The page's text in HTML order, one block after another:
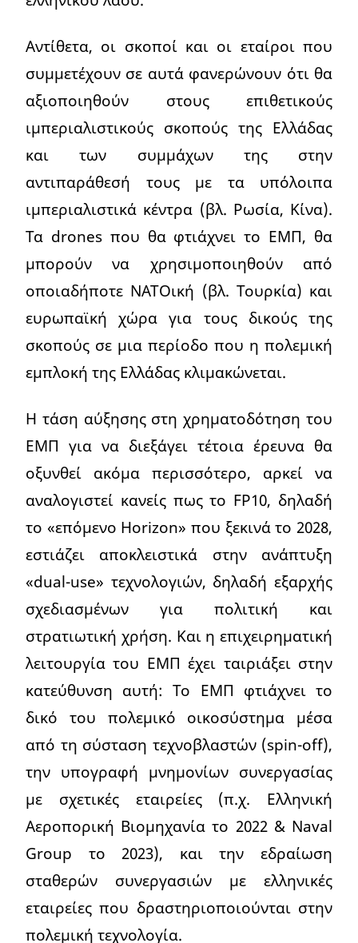
Αντίθετα, οι σκοποί και οι εταίροι που
συμμετέχουν σε αυτά φανερώνουν ότι θα
αξιοποιηθούν στους επιθετικούς
ιμπεριαλιστικούς σκοπούς της Ελλάδας
και των συμμάχων της στην
αντιπαράθεσή τους με τα υπόλοιπα
ιμπεριαλιστικά κέντρα (βλ. Ρωσία, Κίνα).
Τα drones που θα φτιάχνει το ΕΜΠ, θα
μπορούν να χρησιμοποιηθούν από
οποιαδήποτε ΝΑΤΟική (βλ. Τουρκία) και
ευρωπαϊκή χώρα για τους δικούς της
σκοπούς σε μια περίοδο που η πολεμική
εμπλοκή της Ελλάδας κλιμακώνεται.
Η τάση αύξησης στη χρηματοδότηση του
ΕΜΠ για να διεξάγει τέτοια έρευνα θα
οξυνθεί ακόμα περισσότερο, αρκεί να
αναλογιστεί κανείς πως το FP10, δηλαδή
το «επόμενο Horizon» που ξεκινά το 2028,
εστιάζει αποκλειστικά στην ανάπτυξη
«dual-use» τεχνολογιών, δηλαδή εξαρχής
σχεδιασμένων για πολιτική και
στρατιωτική χρήση. Και η επιχειρηματική
λειτουργία του ΕΜΠ έχει ταιριάξει στην
κατεύθυνση αυτή: Το ΕΜΠ φτιάχνει το
δικό του πολεμικό οικοσύστημα μέσα
από τη σύσταση τεχνοβλαστών (spin-off),
την υπογραφή μνημονίων συνεργασίας
με σχετικές εταιρείες (π.χ. Ελληνική
Αεροπορική Βιομηχανία το 2022 & Naval
Group το 2023), και την εδραίωση
σταθερών συνεργασιών με ελληνικές
εταιρείες που δραστηριοποιούνται στην
πολεμική τεχνολογία.